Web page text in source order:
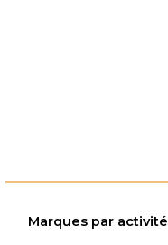
Marques par activité